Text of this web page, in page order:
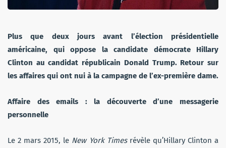
Plus que deux jours avant l’élection présidentielle
américaine, qui oppose la candidate démocrate Hillary
Clinton au candidat républicain Donald Trump. Retour sur
les affaires qui ont nui à la campagne de l’ex-première dame.
Affaire des emails : la découverte d’une messagerie
personnelle
Le 2 mars 2015, le New York Timesrévèle qu’Hillary Clinton a